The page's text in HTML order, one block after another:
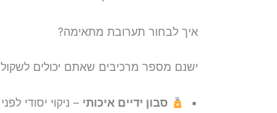
איך לבחור תערובת מתאימה?
ישנם מספר מרכיבים שאתם יכולים
סבון ידיים איכותי – ניקוי יסודי